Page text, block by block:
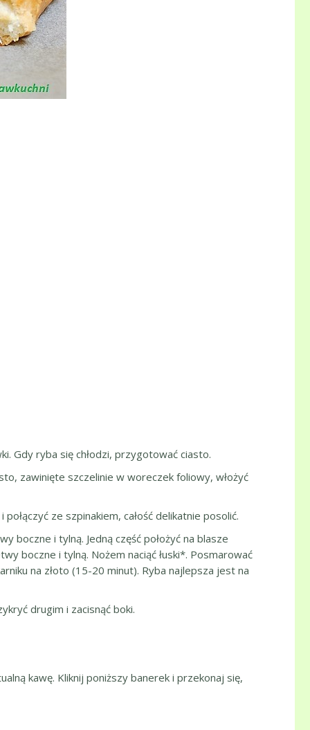
Gdy ryba się chłodzi, przygotować ciasto.
zawinięte szczelinie w woreczek foliowy, włożyć
ze szpinakiem, całość delikatnie posolić.
boczne i tylną. Jedną część położyć na blasze
boczne i tylną. Nożem naciąć łuski*. Posmarować
na złoto (15-20 minut). Ryba najlepsza jest na
drugim i zacisnąć boki.
kawę. Kliknij poniższy banerek i przekonaj się,